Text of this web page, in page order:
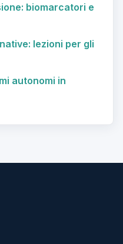
biomarcatori e
lezioni per gli
autonomi in